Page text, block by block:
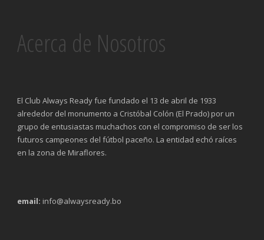
Acerca de Nosotros
El Club Always Ready fue fundado el 13 de abril de 1933
alrededor del monumento a Cristóbal Colón (El Prado) por un
grupo de entusiastas muchachos con el compromiso de ser los
futuros campeones del fútbol paceño. La entidad echó raíces
en la zona de Miraflores.
email: info@alwaysready.bo